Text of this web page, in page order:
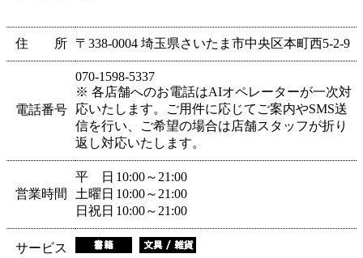
住 所 〒338-0004 埼玉県さいたま市中央区本町西5-2-9
電話番号
070-1598-5337
※ 各店舗へのお電話はAIオペレーターが一次対
応いたします。ご用件に応じてご案内やSMS送
信を行い、ご希望の場合は店舗スタッフが折り
返し対応いたします。
営業時間
平 日 10:00～21:00
土曜日 10:00～21:00
日祝日 10:00～21:00
サービス